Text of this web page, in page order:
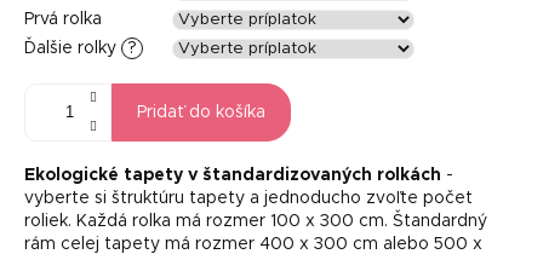
Prvá rolka
Ďalšie rolky
?
Pridať do košíka
Ekologické tapety v štandardizovaných rolkách -
vyberte si štruktúru tapety a jednoducho zvoľte počet
roliek. Každá rolka má rozmer 100 x 300 cm. Štandardný
rám celej tapety má rozmer 400 x 300 cm alebo 500 x